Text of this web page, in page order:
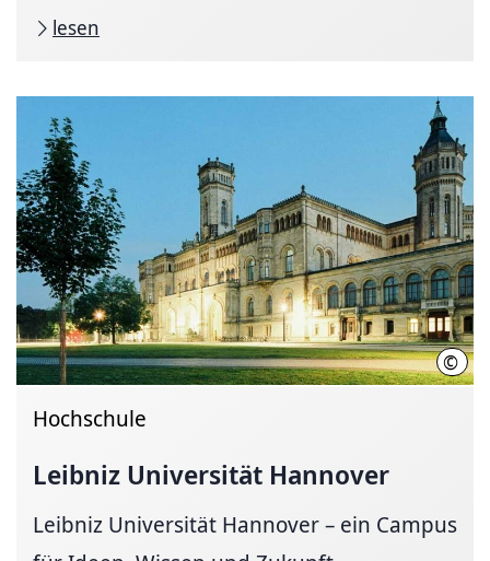
lesen
©
Hochschule
Leibniz Universität Hannover
Leibniz Universität Hannover – ein Campus